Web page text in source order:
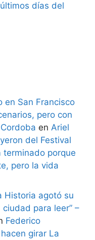
días del
en San Francisco
pero con
en Ariel
del Festival
terminado porque
pero la vida
Historia agotó su
para leer” –
Federico
girar La